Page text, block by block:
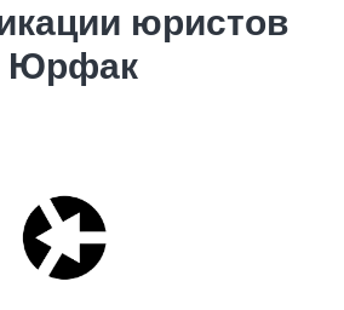
юристов
Юрфак